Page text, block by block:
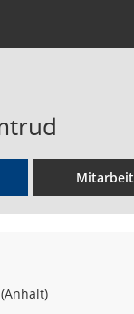
Mitarbeit